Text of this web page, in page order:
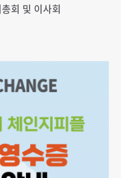
회 및 이사회